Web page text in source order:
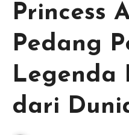
Princess
Pedang
Legenda
dari